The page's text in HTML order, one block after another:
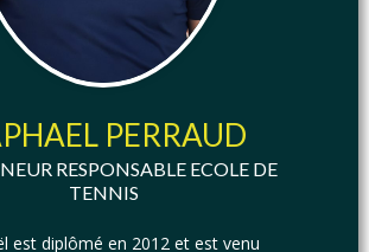
PERRAUD
RESPONSABLE ECOLE DE
TENNIS
est diplômé en 2012 et est venu